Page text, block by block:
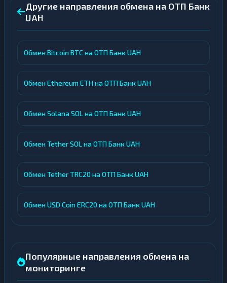
Другие направления обмена на ОТП Банк
UAH
Обмен Bitcoin BTC на ОТП Банк UAH
Обмен Ethereum ETH на ОТП Банк UAH
Обмен Solana SOL на ОТП Банк UAH
Обмен Tether SOL на ОТП Банк UAH
Обмен Tether TRC20 на ОТП Банк UAH
Обмен USD Coin ERC20 на ОТП Банк UAH
Популярные направления обмена на
мониторинге